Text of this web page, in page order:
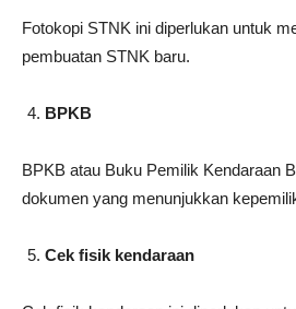
Fotokopi STNK ini diperlukan untuk
pembuatan STNK baru.
BPKB
BPKB atau Buku Pemilik Kendaraan
dokumen yang menunjukkan
Cek fisik kendaraan